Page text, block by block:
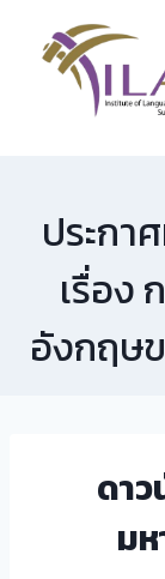
content
ประกา
เรื่อง
อังกฤษ
ดา
ม